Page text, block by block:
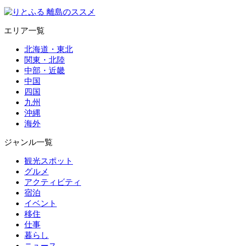
エリア一覧
北海道・東北
関東・北陸
中部・近畿
中国
四国
九州
沖縄
海外
ジャンル一覧
観光スポット
グルメ
アクティビティ
宿泊
イベント
移住
仕事
暮らし